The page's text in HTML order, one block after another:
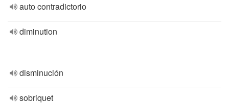
auto contradictorio
diminution
disminución
sobriquet